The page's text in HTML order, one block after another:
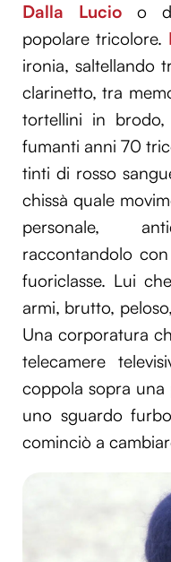
Dalla Lucio o
popolare tricolore.
ironia, saltellando
clarinetto, tra
tortellini in
fumanti anni 70
tinti di rosso
chissà quale
personale,
raccontandolo
fuoriclasse. Lui
armi, brutto,
Una corporatura
telecamere
coppola sopra
uno sguardo
cominciò a